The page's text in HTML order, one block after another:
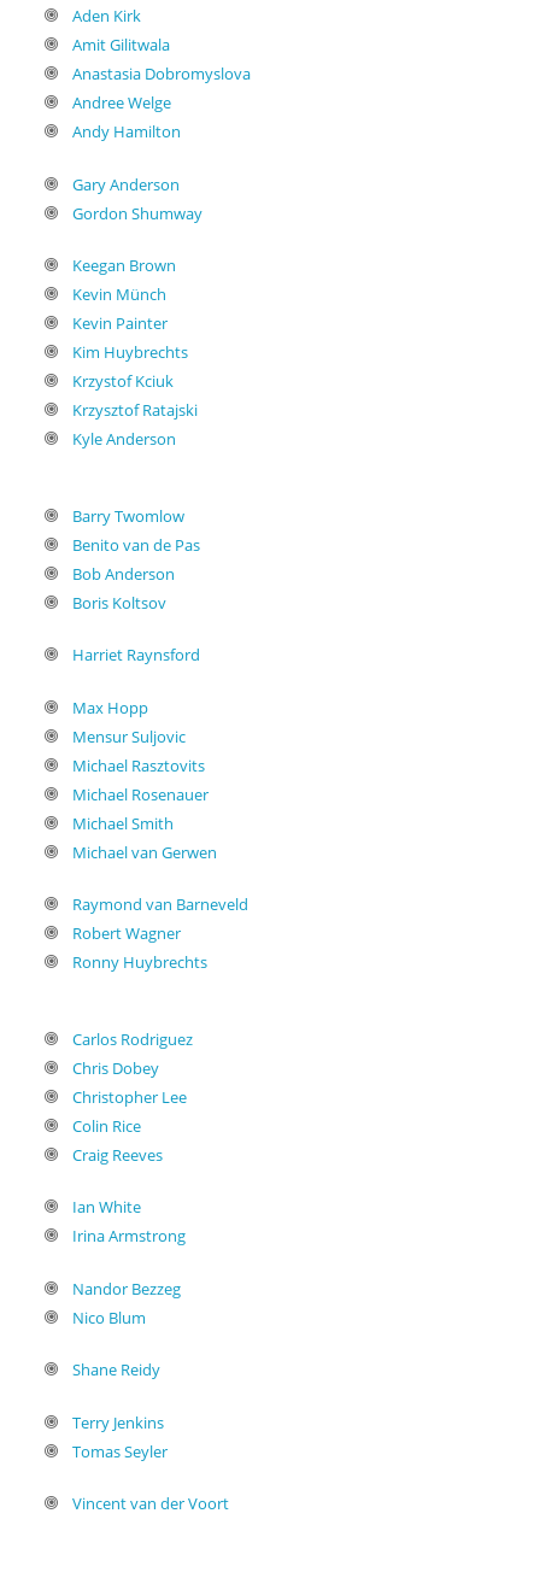
Aden Kirk
Amit Gilitwala
Anastasia Dobromyslova
Andree Welge
Andy Hamilton
Gary Anderson
Gordon Shumway
Keegan Brown
Kevin Münch
Kevin Painter
Kim Huybrechts
Krzystof Kciuk
Krzysztof Ratajski
Kyle Anderson
Barry Twomlow
Benito van de Pas
Bob Anderson
Boris Koltsov
Harriet Raynsford
Max Hopp
Mensur Suljovic
Michael Rasztovits
Michael Rosenauer
Michael Smith
Michael van Gerwen
Raymond van Barneveld
Robert Wagner
Ronny Huybrechts
Carlos Rodriguez
Chris Dobey
Christopher Lee
Colin Rice
Craig Reeves
Ian White
Irina Armstrong
Nandor Bezzeg
Nico Blum
Shane Reidy
Terry Jenkins
Tomas Seyler
Vincent van der Voort